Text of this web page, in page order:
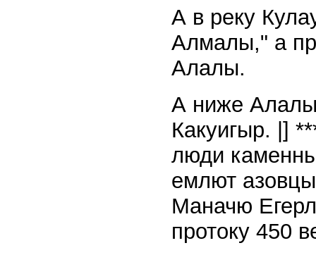
А в реку
Алмалы," а
Алалы.
А ниже Алалы
Какуигыр. |]
люди
емлют
Маначю
протоку 450